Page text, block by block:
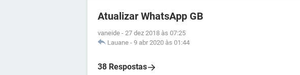
Atualizar WhatsApp GB
vaneide - 27 dez 2018 às 07:25
Lauane - 9 abr 2020 às 01:44
38 Respostas